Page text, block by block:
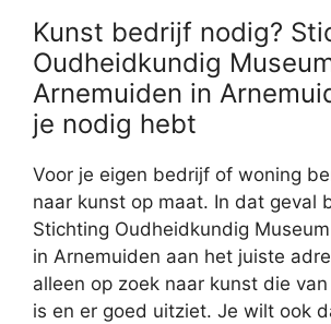
Kunst bedrijf nodig?
Oudheidkundig
Arnemuiden in
je nodig hebt
Voor je eigen bedrijf of woning
naar kunst op maat. In dat geval
Stichting Oudheidkundig
in Arnemuiden aan het juiste
alleen op zoek naar kunst die
is en er goed uitziet. Je wilt ook